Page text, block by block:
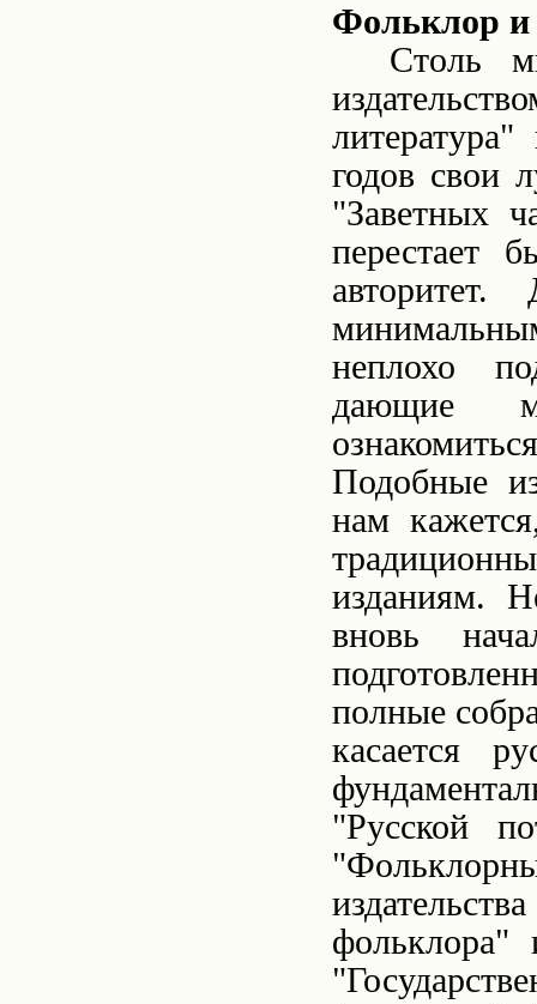
Фольклор и
Столь
годов свои
"Заветных
перестает
неплохо
дающие
Подобные
нам
изданиям.
вновь
полные
касается
"Русской
фольклора"